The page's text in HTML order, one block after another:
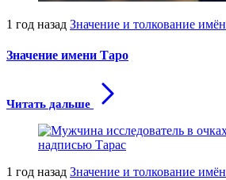
1 год назад Значение и толкование имён
Значение имени Таро
Читать дальше
1 год назад Значение и толкование имён